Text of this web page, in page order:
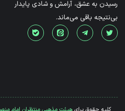
رسیدن به عشق، آرامش و شادی پایدار
بی‌نتیجه باقی می‌ماند.